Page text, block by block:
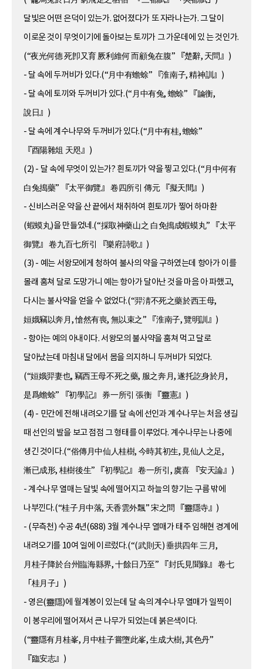
달빛은 어떤 은덕이 있는가. 없어졌다가 또 자라나는가. 그 달이
이로운 것이 무엇이기에 돌아보는 토끼가 그 가운데에 있 는 것인가.
(“夜光何德 死卽又育 厥利維何 而顧兔在腹” 『楚辭, 天問』)
- 달 속에 두꺼비가 있다.(“月中有蟾蜍” 『淮南子, 精神訓』)
- 달 속에 토끼와 두꺼비가 있다.(“月中有兔, 蟾蜍” 『論衡,
說日』)
- 달 속에 계수나무와 두꺼비가 있다.(“月中有桂, 蟾蜍”
『酉陽雜俎 天咫』)
(2) - 달 속에 무엇이 있는가? 흰토끼가 약을 찧고 있다.(“月中何有
白兔搗藥” 『太平御覽』 卷四所引 傳元 『擬天間』)
- 신비스러운 약을 산 끝에서 채취하여 흰토끼가 찧어 하마환
(蝦蟆丸)을 만들었네.(“採取神藥山之 白免搗成蝦蟆丸” 『太平
御覽』 卷九百七所引 『樂府詩歌』)
(3) - 예는 서왕모에게 청하여 불사의 약을 구하였는데 항아가 이를
몰래 훔쳐 달로 도망가니 예는 항아가 달아난 것을 마음 아 파했고,
다시는 불사약을 얻을 수 없었다.(“羿淸不死之藥於西王母,
姮娥竊以奔月, 愴然有喪, 無以束之” 『淮南子, 覽明訓』)
- 항아는 예의 아내이다. 서왕모의 불사약을 훔쳐 먹고 달로
달아났는데 마침내 달에서 몸을 의지하니 두꺼비가 되었다.
(“姮娥羿妻也, 竊西王母不死之藥, 服之奔月, 遂托訖身於月,
是爲蟾蜍” 『初學記』 券一所引 張衡 『靈憲』)
(4) - 민간에 전해 내려오기를 달 속에 선인과 계수나무는 처음 생길
때 선인의 발을 보고 점점 그 형태를 이루었다. 계수나무는 나중에
생긴 것이다.(“俗傳月中仙人桂樹, 今時其初生, 見仙人之足,
漸已成形, 桂樹後生” 『初學記』 卷一所引, 虞喜 『安天論』)
- 계수나무 열매는 달빛 속에 떨어지고 하늘의 향기는 구름 밖에
나부낀다.(“桂子月中落, 天香雲外飄” 宋之問 『靈隱寺』)
- (무측천) 수공 4년(688) 3월 계수나무 열매가 태주 임해현 경계에
내려오기를 10여 일에 이르렀다.(“(武則天) 垂拱四年 三月,
月桂子降於台州臨海縣界, 十餘日乃至” 『封氏見聞錄』 卷七
「桂月子」)
- 영은(靈隱)에 월계봉이 있는데 달 속의 계수나무 열매가 일찍이
이 봉우리에 떨어져서 큰 나무가 되었는데 붉은색이다.
(“靈隱有月桂峯, 月中桂子嘗墮此峯, 生成大樹, 其色丹”
『臨安志』)